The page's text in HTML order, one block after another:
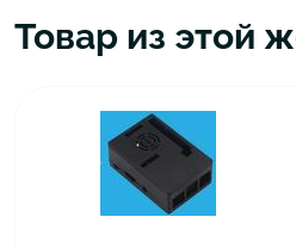
Товар из этой